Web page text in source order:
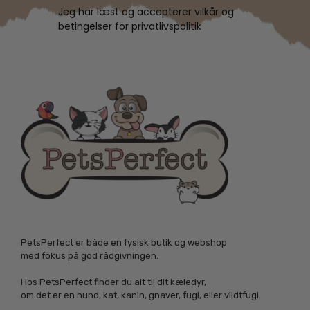
Jeg har læst og accepterer vilkår og
betingelser for privatlivspolitik
PetsPerfect er både en fysisk butik og webshop
med fokus på god rådgivningen.
Hos PetsPerfect finder du alt til dit kæledyr,
om det er en hund, kat, kanin, gnaver, fugl, eller vildtfugl.